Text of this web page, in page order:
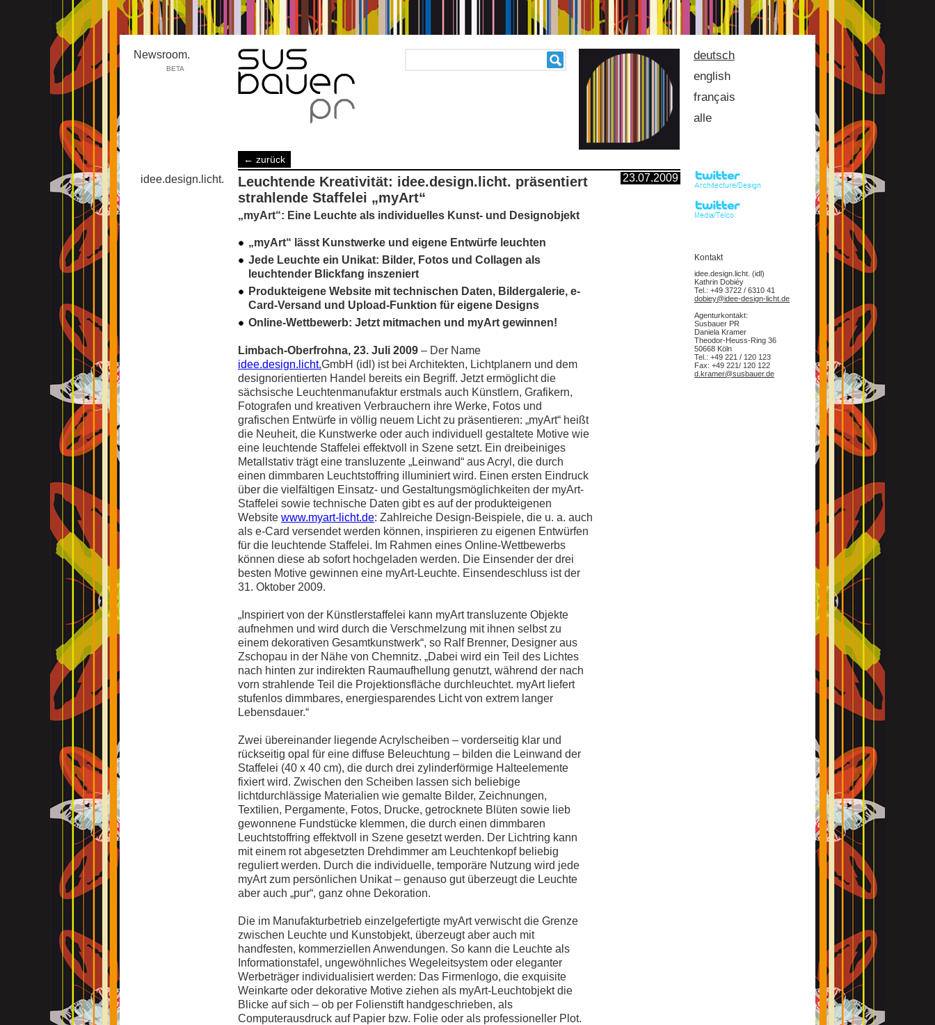
Newsroom.
BETA
deutsch
english
français
alle
deutsch
Kunden
← zurück
idee.design.licht.
Leuchtende Kreativität: idee.design.licht. präsentiert
strahlende Staffelei „myArt“
„myArt“: Eine Leuchte als individuelles Kunst- und Designobjekt
„myArt“ lässt Kunstwerke und eigene Entwürfe leuchten
Jede Leuchte ein Unikat: Bilder, Fotos und Collagen als
leuchtender Blickfang inszeniert
Produkteigene Website mit technischen Daten, Bildergalerie, e-
Card-Versand und Upload-Funktion für eigene Designs
Online-Wettbewerb: Jetzt mitmachen und myArt gewinnen!
Limbach-Oberfrohna, 23. Juli 2009 – Der Name
idee.design.licht.GmbH (idl) ist bei Architekten, Lichtplanern und dem
designorientierten Handel bereits ein Begriff. Jetzt ermöglicht die
sächsische Leuchtenmanufaktur erstmals auch Künstlern, Grafikern,
Fotografen und kreativen Verbrauchern ihre Werke, Fotos und
grafischen Entwürfe in völlig neuem Licht zu präsentieren: „myArt“ heißt
die Neuheit, die Kunstwerke oder auch individuell gestaltete Motive wie
eine leuchtende Staffelei effektvoll in Szene setzt. Ein dreibeiniges
Metallstativ trägt eine transluzente „Leinwand“ aus Acryl, die durch
einen dimmbaren Leuchtstoffring illuminiert wird. Einen ersten Eindruck
über die vielfältigen Einsatz- und Gestaltungsmöglichkeiten der myArt-
Staffelei sowie technische Daten gibt es auf der produkteigenen
Website www.myart-licht.de: Zahlreiche Design-Beispiele, die u. a. auch
als e-Card versendet werden können, inspirieren zu eigenen Entwürfen
für die leuchtende Staffelei. Im Rahmen eines Online-Wettbewerbs
können diese ab sofort hochgeladen werden. Die Einsender der drei
besten Motive gewinnen eine myArt-Leuchte. Einsendeschluss ist der
31. Oktober 2009.
„Inspiriert von der Künstlerstaffelei kann myArt transluzente Objekte
aufnehmen und wird durch die Verschmelzung mit ihnen selbst zu
einem dekorativen Gesamtkunstwerk“, so Ralf Brenner, Designer aus
Zschopau in der Nähe von Chemnitz. „Dabei wird ein Teil des Lichtes
nach hinten zur indirekten Raumaufhellung genutzt, während der nach
vorn strahlende Teil die Projektionsfläche durchleuchtet. myArt liefert
stufenlos dimmbares, energiesparendes Licht von extrem langer
Lebensdauer.“
Zwei übereinander liegende Acrylscheiben – vorderseitig klar und
rückseitig opal für eine diffuse Beleuchtung – bilden die Leinwand der
Staffelei (40 x 40 cm), die durch drei zylinderförmige Halteelemente
fixiert wird. Zwischen den Scheiben lassen sich beliebige
lichtdurchlässige Materialien wie gemalte Bilder, Zeichnungen,
Textilien, Pergamente, Fotos, Drucke, getrocknete Blüten sowie lieb
gewonnene Fundstücke klemmen, die durch einen dimmbaren
Leuchtstoffring effektvoll in Szene gesetzt werden. Der Lichtring kann
mit einem rot abgesetzten Drehdimmer am Leuchtenkopf beliebig
reguliert werden. Durch die individuelle, temporäre Nutzung wird jede
myArt zum persönlichen Unikat – genauso gut überzeugt die Leuchte
aber auch „pur“, ganz ohne Dekoration.
Die im Manufakturbetrieb einzelgefertigte myArt verwischt die Grenze
zwischen Leuchte und Kunstobjekt, überzeugt aber auch mit
handfesten, kommerziellen Anwendungen. So kann die Leuchte als
Informationstafel, ungewöhnliches Wegeleitsystem oder eleganter
Werbeträger individualisiert werden: Das Firmenlogo, die exquisite
Weinkarte oder dekorative Motive ziehen als myArt-Leuchtobjekt die
Blicke auf sich – ob per Folienstift handgeschrieben, als
Computerausdruck auf Papier bzw. Folie oder als professioneller Plot.
23.07.2009
Kontakt
idee.design.licht. (idl)
Kathrin Dobiéy
Tel.: +49 3722 / 6310 41
dobiey@idee-design-licht.de
Agenturkontakt:
Susbauer PR
Daniela Kramer
Theodor-Heuss-Ring 36
50668 Köln
Tel.: +49 221 / 120 123
Fax: +49 221/ 120 122
d.kramer@susbauer.de